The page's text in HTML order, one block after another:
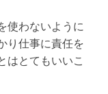
使わないように
り仕事に責任を
はとてもいいこ